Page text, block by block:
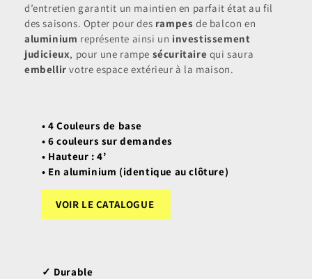
d’entretien garantit un maintien en parfait état au fil
des saisons. Opter pour des rampes de balcon en
aluminium représente ainsi un investissement
judicieux, pour une rampe sécuritaire qui saura
embellirvotre espace extérieur à la maison.
• 4 Couleurs de base
• 6 couleurs sur demandes
• Hauteur : 4’
• En aluminium (identique au clôture)
VOIR LE CATALOGUE
✓ Durable